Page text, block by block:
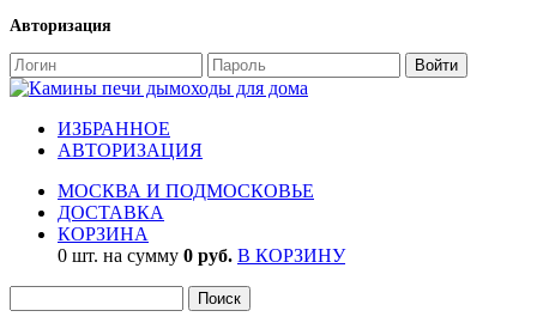
Авторизация
ИЗБРАННОЕ
АВТОРИЗАЦИЯ
МОСКВА И ПОДМОСКОВЬЕ
ДОСТАВКА
КОРЗИНА
0 шт. на сумму 0 руб. В КОРЗИНУ